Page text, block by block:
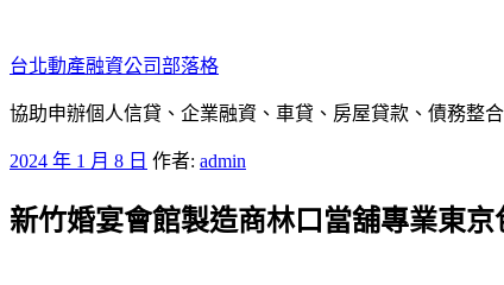
至
主
要
容
台北動產融資公司部落格
協助申辦個人信貸、企業融資、車貸、房屋貸款、債務整
發
於
2024 年 1 月 8 日 作者: admin
新竹婚宴會館製造商林口當舖專業東